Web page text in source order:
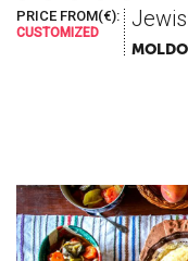
PRICE FROM(€):
CUSTOMIZED